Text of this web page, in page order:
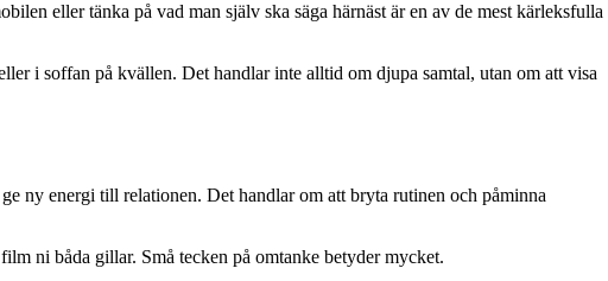
eller tänka på vad man själv ska säga härnäst är en av de mest kärleksfulla
i soffan på kvällen. Det handlar inte alltid om djupa samtal, utan om att visa
ny energi till relationen. Det handlar om att bryta rutinen och påminna
ni båda gillar. Små tecken på omtanke betyder mycket.